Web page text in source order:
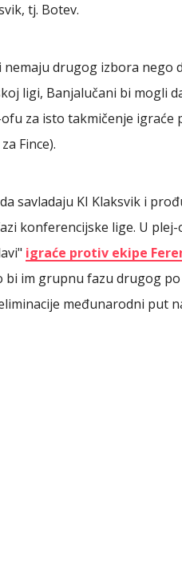
tj. Botev.
drugog izbora nego
ligi, Banjalučani bi mogli
za isto takmičenje igraće
Fince).
savladaju KI Klaksvik i
konferencijske lige. U plej-
igraće protiv ekipe
bi im grupnu fazu drugog
međunarodni put